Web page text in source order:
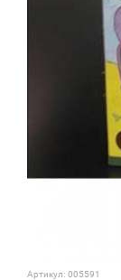
Артикул: 005591